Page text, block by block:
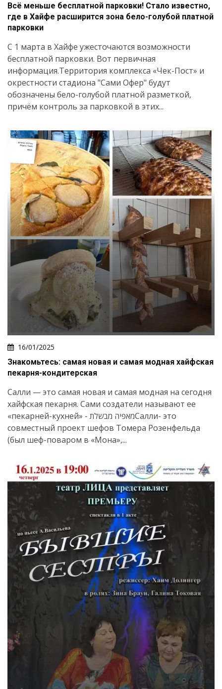
Всё меньше бесплатной парковки! Стало известно,
где в Хайфе расширится зона бело-голубой платной
парковки
С 1 марта в Хайфе ужесточаются возможности
бесплатной парковки. Вот первичная
информация.Территория комплекса «Чек-Пост» и
окрестности стадиона "Сами Офер" будут
обозначены бело-голубой платной разметкой,
причём контроль за парковкой в этих...
16/01/2025
Знакомьтесь: самая новая и самая модная хайфская
пекарня-кондитерская
Салли — это самая новая и самая модная на сегодня
хайфская пекарня. Сами создатели называют ее
«пекарней-кухней» - מאפיה מבשלתСалли- это
совместный проект шефов Томера Розенфельда
(был шеф-поваром в «Мона»,...